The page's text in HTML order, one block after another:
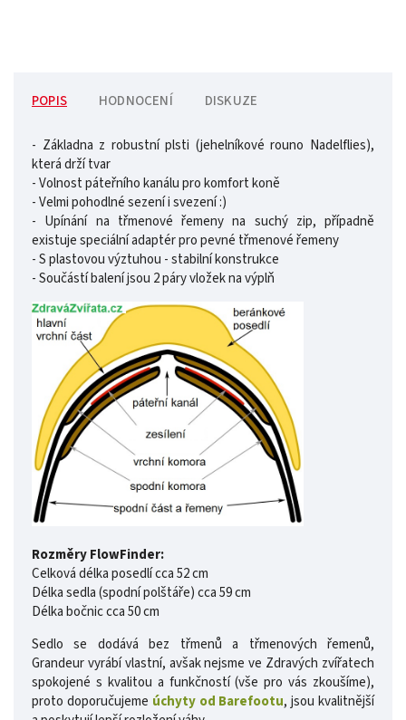
POPIS HODNOCENÍ DISKUZE
- Základna z robustní plsti (jehelníkové rouno Nadelflies),
která drží tvar
- Volnost páteřního kanálu pro komfort koně
- Velmi pohodlné sezení i svezení :)
- Upínání na třmenové řemeny na suchý zip, případně
existuje speciální adaptér pro pevné třmenové řemeny
- S plastovou výztuhou - stabilní konstrukce
- Součástí balení jsou 2 páry vložek na výplň
Rozměry FlowFinder:
Celková délka posedlí cca 52 cm
Délka sedla (spodní polštáře) cca 59 cm
Délka bočnic cca 50 cm
Sedlo se dodává bez třmenů a třmenových řemenů,
Grandeur vyrábí vlastní, avšak nejsme ve Zdravých zvířatech
spokojené s kvalitou a funkčností (vše pro vás zkoušíme),
proto doporučujeme úchyty od Barefootu, jsou kvalitnější